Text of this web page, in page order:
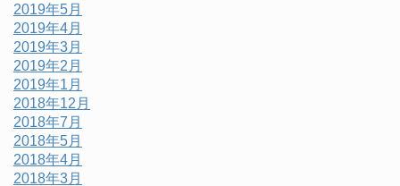
2019年5月
2019年4月
2019年3月
2019年2月
2019年1月
2018年12月
2018年7月
2018年5月
2018年4月
2018年3月